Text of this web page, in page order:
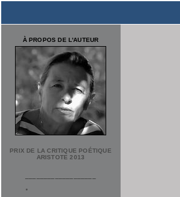
À PROPOS DE L'AUTEUR
PRIX DE LA CRITIQUE POÉTIQUE
ARISTOTE 2013